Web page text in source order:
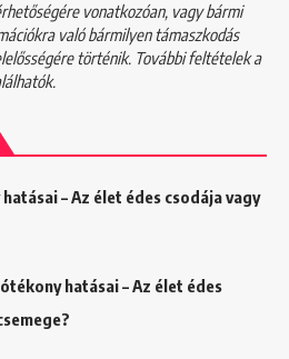
vonatkozóan, vagy bármi
való bármilyen támaszkodás
történik. További feltételek a
– Az élet édes csodája vagy
hatásai – Az élet édes